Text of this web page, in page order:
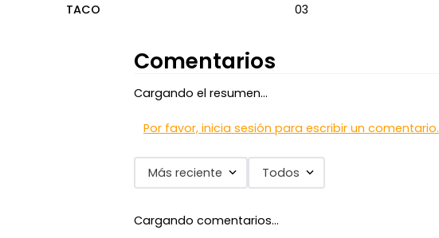
TACO 03
Comentarios
Cargando el resumen…
Por favor, inicia sesión para escribir un comentario.
Más reciente Todos
Cargando comentarios…